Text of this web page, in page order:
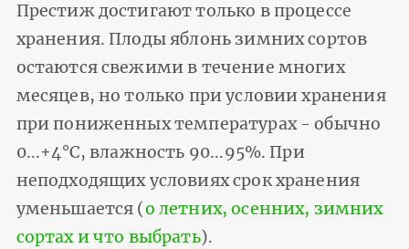
Престиж достигают только в процессе
хранения. Плоды яблонь зимних сортов
остаются свежими в течение многих
месяцев, но только при условии хранения
при пониженных температурах - обычно
0...+4°С, влажность 90...95%. При
неподходящих условиях срок хранения
уменьшается (о летних, осенних, зимних
сортах и что выбрать).